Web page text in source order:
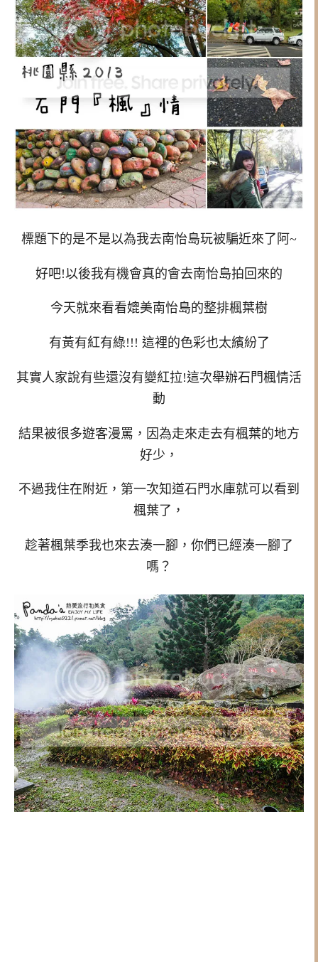
標題下的是不是以為我去南怡島玩被騙近來了阿~
好吧!以後我有機會真的會去南怡島拍回來的
今天就來看看媲美南怡島的整排楓葉樹
有黃有紅有綠!!! 這裡的色彩也太繽紛了
其實人家說有些還沒有變紅拉!這次舉辦石門楓情活
動
結果被很多遊客漫罵，因為走來走去有楓葉的地方
好少，
不過我住在附近，第一次知道石門水庫就可以看到
楓葉了，
趁著楓葉季我也來去湊一腳，你們已經湊一腳了
嗎？